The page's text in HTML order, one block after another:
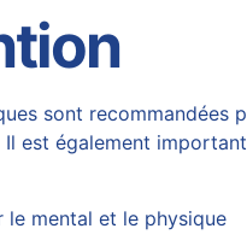
sont recommandées
est également
mental et le physique